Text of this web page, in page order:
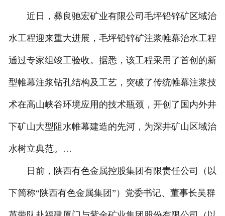
近日，彝良驰宏矿业有限公司毛坪铅锌矿区域治
水工程迎来重大进展，毛坪铅锌矿注浆帷幕治水工程
通过专家组竣工验收。据悉，该工程采用了首创的新
型帷幕注浆钻孔结构及工艺，突破了传统帷幕注浆技
术在高山峡谷环境应用的技术瓶颈，开创了国内外井
下矿山大型阻水帷幕建造的先河，为深井矿山区域治
水树立典范。…
日前，陕西有色金属控股集团有限责任公司（以
下简称“陕西有色金属集团”）党委书记、董事长吴群